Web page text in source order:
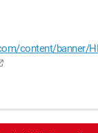
content/banner/